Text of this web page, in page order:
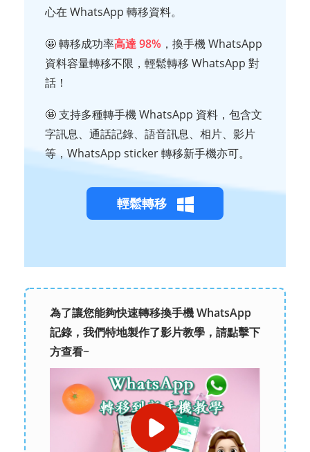
心在 WhatsApp 轉移資料。
🤩 轉移成功率高達 98% ，換手機 WhatsApp
資料容量轉移不限，輕鬆轉移 WhatsApp 對
話！
🤩 支持多種轉手機 WhatsApp 資料，包含文
字訊息、通話記錄、語音訊息、相片、影片
等，WhatsApp sticker 轉移新手機亦可。
輕鬆轉移
為了讓您能夠快速轉移換手機 WhatsApp
記錄，我們特地製作了影片教學，請點擊下
方查看~